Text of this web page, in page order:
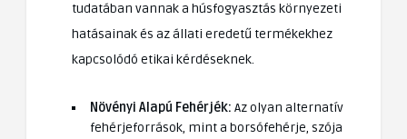
tudatában vannak a húsfogyasztás környezeti
hatásainak és az állati eredetű termékekhez
kapcsolódó etikai kérdéseknek.
Növényi Alapú Fehérjék: Az olyan alternatív
fehérjeforrások, mint a borsófehérje, szója